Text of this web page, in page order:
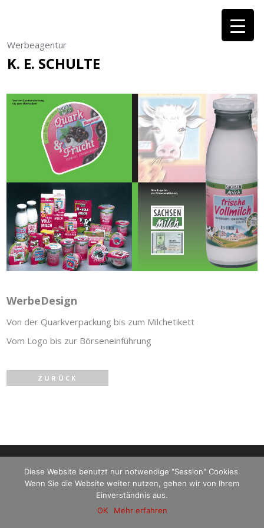
Werbeagentur
K. E. SCHULTE
WerbeDesign
Von der Quarkverpackung bis zum Milchetikett
Vom Logo bis zur Börseneinführung
ZURÜCK
Datenschutz
© Copyright 2010 – 2026: K. E. Schulte
Diese Website benutzt nur notwendige "Session" Cookies.
Wenn Sie die Website weiter nutzen, gehen wir von Ihrem
Einverständnis aus.
OK
Mehr erfahren